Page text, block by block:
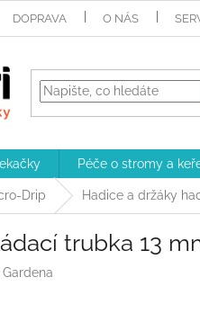
DOPRAVA O NÁS
Péče o stromy a
Drip Hadice a držáky
trubka 13
Gardena